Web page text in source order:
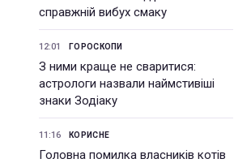
справжній вибух смаку
12:01 ГОРОСКОПИ
З ними краще не сваритися:
астрологи назвали наймстивіші
знаки Зодіаку
11:16 КОРИСНЕ
Головна помилка власників котів